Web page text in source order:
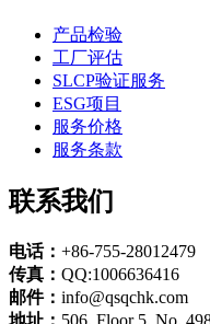
产品检验
工厂评估
SLCP验证服务
ESG项目
服务价格
服务条款
联系我们
电话： +86-755-28012479
传真： QQ:1006636416
邮件： info@qsqchk.com
地址： 506, Floor 5, No.